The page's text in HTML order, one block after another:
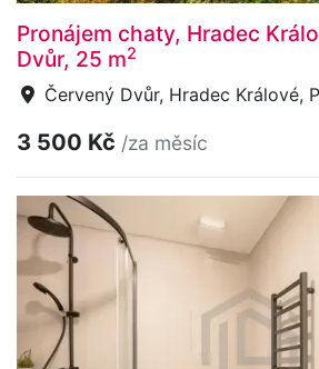
Pronájem chaty, Hradec
Dvůr, 25 m2
Červený Dvůr, Hradec Králové,
3 500 Kč /za měsíc